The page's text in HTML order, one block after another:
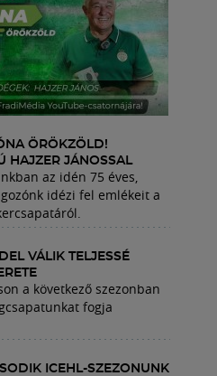
ÖRÖKZÖLD!
HAJZER JÁNOSSAL
az idén 75 éves,
idézi fel emlékeit a
VÁLIK TELJESSÉ
a következő szezonban
fogja
ICEHL-SZEZONUNK